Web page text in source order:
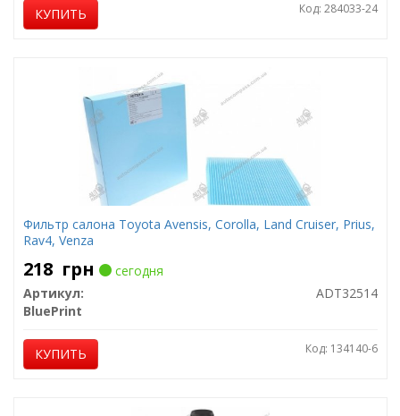
КУПИТЬ Код: 284033-24
Фильтр салона Toyota Avensis, Corolla, Land Cruiser, Prius,
Rav4, Venza
218 грн
сегодня
Артикул:
ADT32514
BluePrint
КУПИТЬ Код: 134140-6